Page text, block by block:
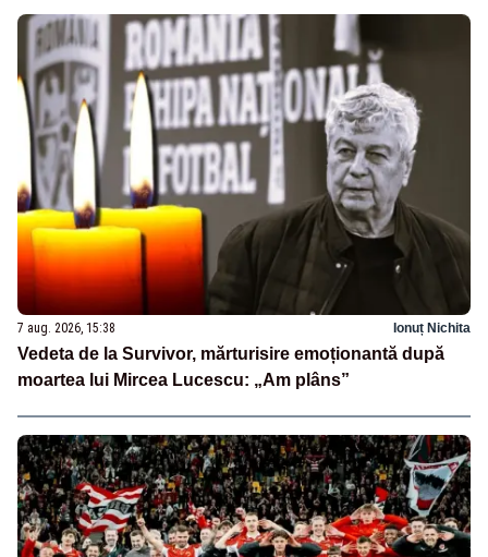
7 aug. 2026, 15:38 Ionuț Nichita
Vedeta de la Survivor, mărturisire emoționantă după
moartea lui Mircea Lucescu: „Am plâns”